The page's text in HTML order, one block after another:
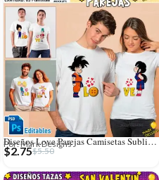
Diseños Love Parejas Camisetas Sublimación
Por: Mark Designs
$5.50
$2.75